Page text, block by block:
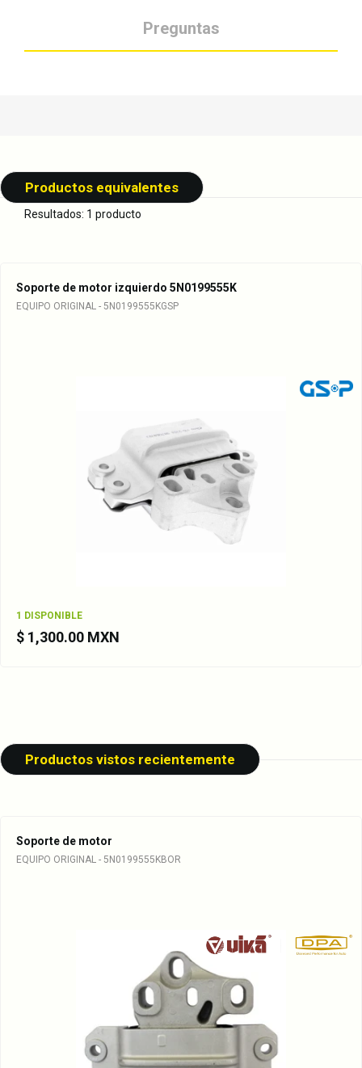
Preguntas
Productos equivalentes
Resultados: 1 producto
Soporte de motor izquierdo 5N0199555K
EQUIPO ORIGINAL - 5N0199555KGSP
1 DISPONIBLE
$ 1,300.00 MXN
Productos vistos recientemente
Soporte de motor
EQUIPO ORIGINAL - 5N0199555KBOR